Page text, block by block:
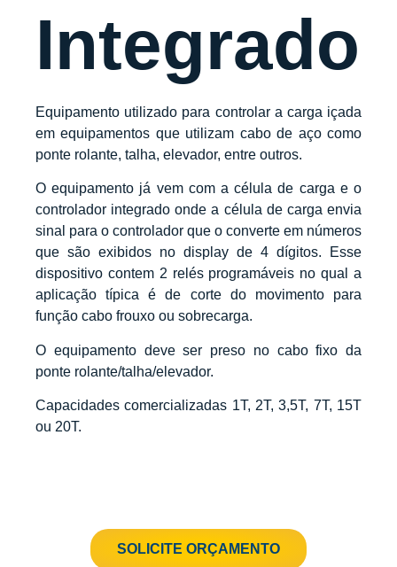
Integrado
Equipamento utilizado para controlar a carga içada
em equipamentos que utilizam cabo de aço como
ponte rolante, talha, elevador, entre outros.
O equipamento já vem com a célula de carga e o
controlador integrado onde a célula de carga envia
sinal para o controlador que o converte em números
que são exibidos no display de 4 dígitos. Esse
dispositivo contem 2 relés programáveis no qual a
aplicação típica é de corte do movimento para
função cabo frouxo ou sobrecarga.
O equipamento deve ser preso no cabo fixo da
ponte rolante/talha/elevador.
Capacidades comercializadas 1T, 2T, 3,5T, 7T, 15T
ou 20T.
SOLICITE ORÇAMENTO